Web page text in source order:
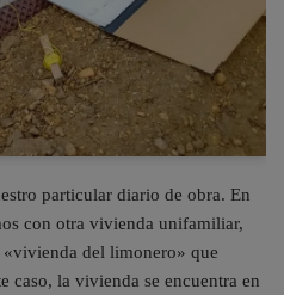
particular diario de obra. En
con otra vivienda unifamiliar,
del limonero» que
caso, la vivienda se encuentra en